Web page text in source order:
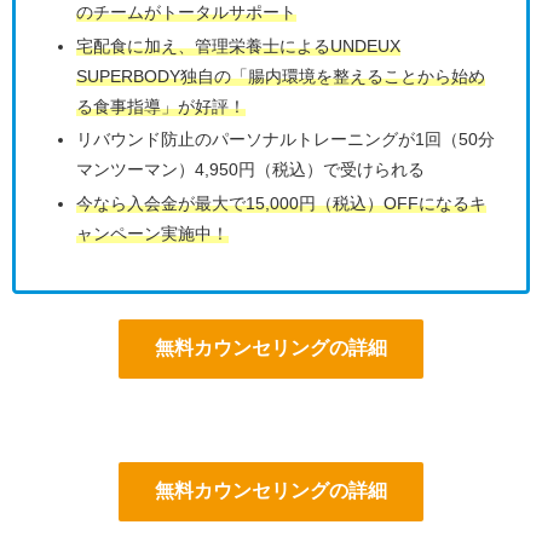
のチームがトータルサポート
宅配食に加え、管理栄養士によるUNDEUX
SUPERBODY独自の「腸内環境を整えることから始め
る食事指導」が好評！
リバウンド防止のパーソナルトレーニングが1回（50分
マンツーマン）4,950円（税込）で受けられる
今なら入会金が最大で15,000円（税込）OFFになるキ
ャンペーン実施中！
無料カウンセリングの詳細
無料カウンセリングの詳細